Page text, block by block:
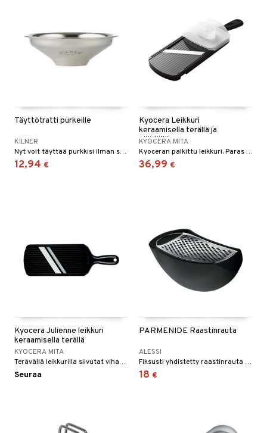
Täyttötratti purkeille
KILNER
Nyt voit täyttää purkkisi ilman sotkua!
12,94 €
Kyocera Leikkuri
keraamisella terällä ja
säädöllä
KYOCERA MITA
Kyoceran palkittu leikkuri. Paras testissä!
36,99 €
Kyocera Julienne leikkuri
keraamisella terällä
KYOCERA MITA
Terävällä leikkurilla siivutat vihanneksia täydellisesti.
Seuraa
PARMENIDE Raastinrauta
ALESSI
Fiksusti yhdistetty raastinrauta ja kulho. Saatavana useana upeana värinä.
18 €